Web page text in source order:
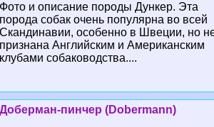
Фото и описание породы Дункер. Эта
порода собак очень популярна во всей
Скандинавии, особенно в Швеции, но
признана Английским и Американским
клубами собаководства....
Доберман-пинчер (Dobermann)